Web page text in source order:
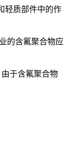
轻质部件中的作
的含氟聚合物应
于含氟聚合物